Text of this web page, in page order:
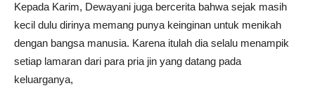
Kepada Karim, Dewayani juga bercerita bahwa sejak masih
kecil dulu dirinya memang punya keinginan untuk menikah
dengan bangsa manusia. Karena itulah dia selalu menampik
setiap lamaran dari para pria jin yang datang pada
keluarganya,